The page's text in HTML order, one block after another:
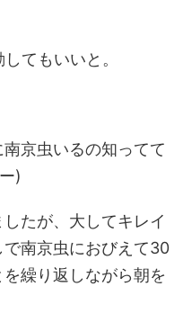
てもいいと。
京虫いるの知ってて
)
たが、大してキレイ
南京虫におびえて30
繰り返しながら朝を